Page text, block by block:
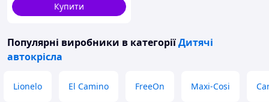
Купити
Популярні виробники в категоріїДитячі
автокрісла
Lionelo El Camino FreeOn Maxi-Cosi